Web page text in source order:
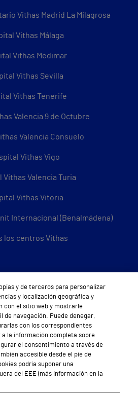
Vithas Madrid La Milagrosa
Vithas Málaga
Vithas Medimar
Vithas Sevilla
Vithas Tenerife
Valencia 9 de Octubre
Valencia Consuelo
Vithas Vigo
Vithas Valencia Turia
Vithas Vitoria
Internacional (Benalmádena)
los centros Vithas
Sobre Vithas
Quiénes somos
en Vithas
Cita Médica
Atención al Cliente
y salud en el trabajo
y de terceros para personalizar
y localización geográfica y
con el sitio web y mostrarle
de navegación. Puede denegar,
con los correspondientes
a la información completa sobre
el consentimiento a través de
accesible desde el pie de
podría suponer una
del EEE (más información en la